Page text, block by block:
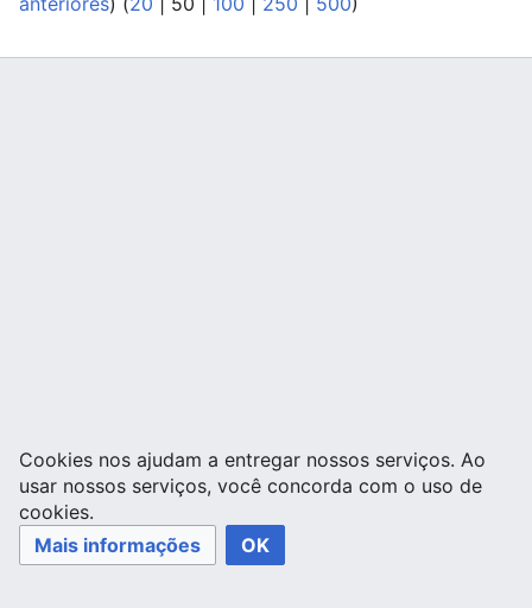
Cookies nos ajudam a entregar nossos serviços. Ao
usar nossos serviços, você concorda com o uso de
cookies.
Mais informações
OK